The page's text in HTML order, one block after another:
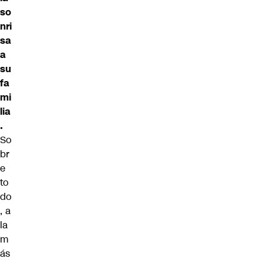
so
nri
sa
a
su
fa
mi
lia
.
So
br
e
to
do
, a
la
m
ás